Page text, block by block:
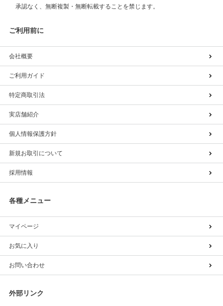
承認なく、無断複製・無断転載することを禁じます。
ご利用前に
会社概要
ご利用ガイド
特定商取引法
実店舗紹介
個人情報保護方針
新規お取引について
採用情報
各種メニュー
マイページ
お気に入り
お問い合わせ
外部リンク